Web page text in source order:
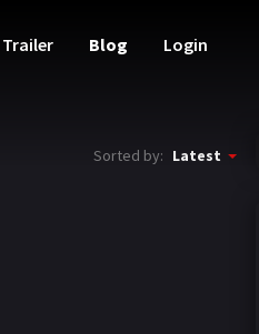
Trailer Blog Login
Sorted by: Latest